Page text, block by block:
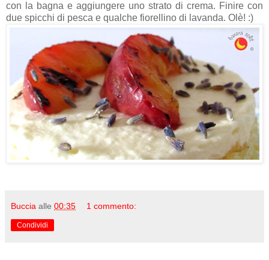
con la bagna e aggiungere uno strato di crema. Finire con
due spicchi di pesca e qualche fiorellino di lavanda. Olè! :)
Buccia alle 00:35 1 commento:
Condividi